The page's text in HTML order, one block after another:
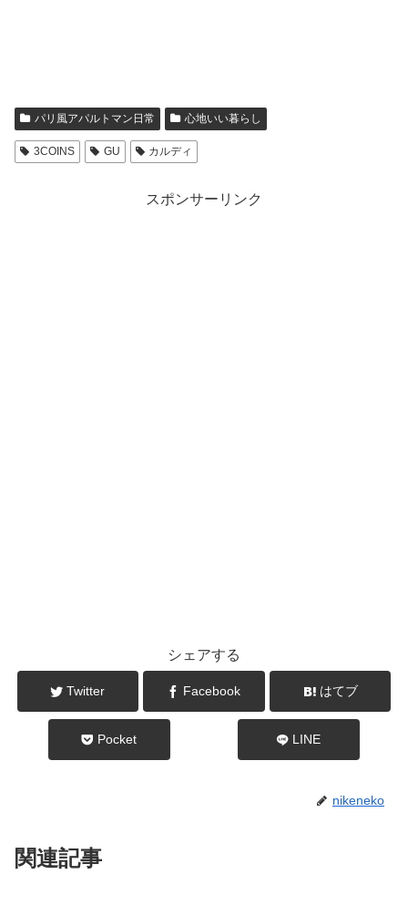
パリ風アパルトマン日常 心地いい暮らし
3COINS GU カルディ
スポンサーリンク
シェアする
Twitter Facebook はてブ
Pocket LINE
nikeneko
関連記事